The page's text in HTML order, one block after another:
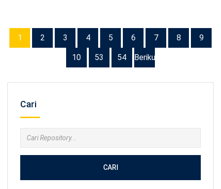
1 2 3 4 5 6 7 8 9
10 53 54 Berikutnya
Cari
CARI